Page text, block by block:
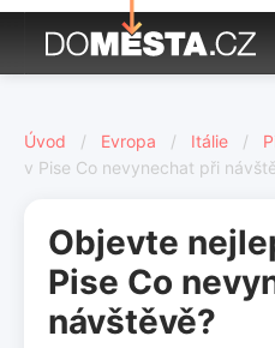
Úvod / Evropa / Itálie /
v Pise Co nevynechat při
Objevte
Pise Co
návštěvě?